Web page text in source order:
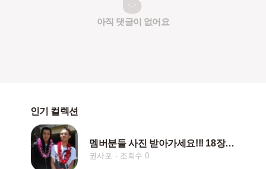
아직 댓글이 없어요
인기 컬렉션
멤버분들 사진 받아가세요!!! 18장입니다!
권사포 조회수 0